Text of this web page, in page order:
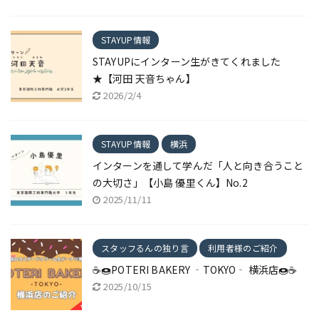
STAYUP情報
STAYUPにインターン生がきてくれました
★【河田 天音ちゃん】
2026/2/4
STAYUP情報 横浜
インターンを通して学んだ「人と向き合うこと
の大切さ」【小島 優里くん】No.2
2025/11/11
スタッフるんの独り言 利用者様のご紹介
☕🍩POTERI BAKERY ‐TOKYO‐ 横浜店🍩☕
2025/10/15